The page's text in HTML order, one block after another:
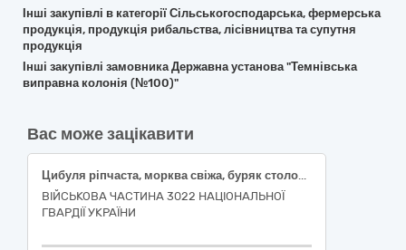
Інші закупівлі в категорії Сільськогосподарська, фермерська
продукція, продукція рибальства, лісівництва та супутня
продукція
Інші закупівлі замовника Державна установа "Темнівська
виправна колонія (№100)"
Вас може зацікавити
Цибуля ріпчаста, морква свіжа, буряк столовий свіжий
ВІЙСЬКОВА ЧАСТИНА 3022 НАЦІОНАЛЬНОЇ
ГВАРДІЇ УКРАЇНИ